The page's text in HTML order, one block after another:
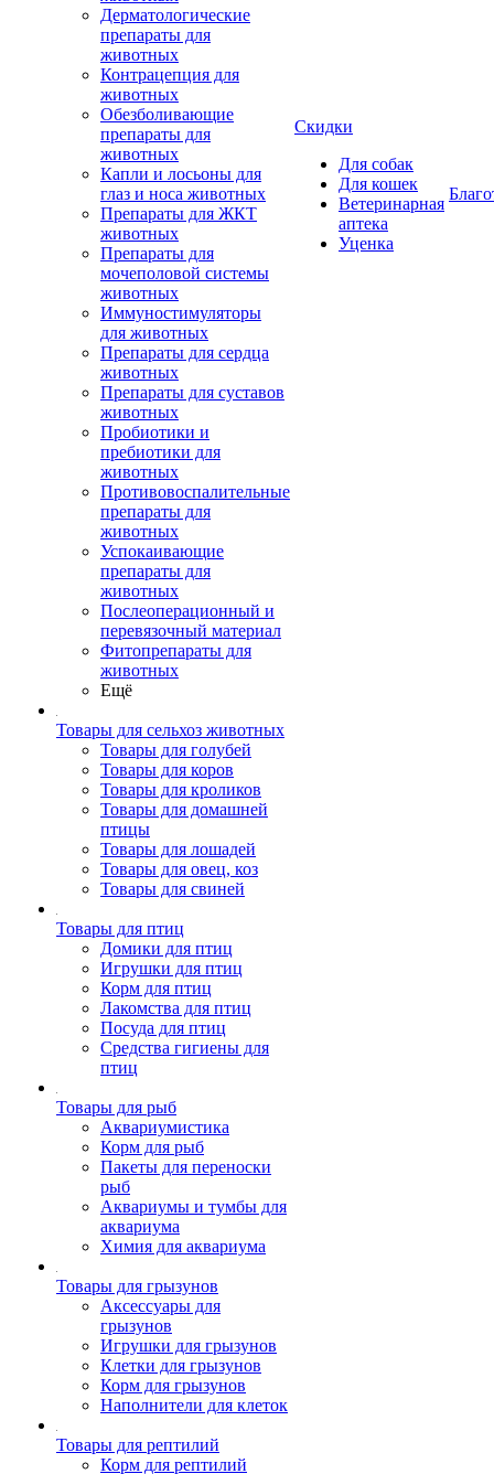
Дерматологические
препараты для
животных
Контрацепция для
животных
Обезболивающие
препараты для
животных
Капли и лосьоны для
глаз и носа животных
Препараты для ЖКТ
животных
Препараты для
мочеполовой системы
животных
Иммуностимуляторы
для животных
Препараты для сердца
животных
Препараты для суставов
животных
Пробиотики и
пребиотики для
животных
Противовоспалительные
препараты для
животных
Успокаивающие
препараты для
животных
Послеоперационный и
перевязочный материал
Фитопрепараты для
животных
Ещё
Товары для сельхоз животных
Товары для голубей
Товары для коров
Товары для кроликов
Товары для домашней
птицы
Товары для лошадей
Товары для овец, коз
Товары для свиней
Товары для птиц
Домики для птиц
Игрушки для птиц
Корм для птиц
Лакомства для птиц
Посуда для птиц
Средства гигиены для
птиц
Товары для рыб
Аквариумистика
Корм для рыб
Пакеты для переноски
рыб
Аквариумы и тумбы для
аквариума
Химия для аквариума
Товары для грызунов
Аксессуары для
грызунов
Игрушки для грызунов
Клетки для грызунов
Корм для грызунов
Наполнители для клеток
Товары для рептилий
Корм для рептилий
Скидки
Для собак
Для кошек
Ветеринарная
аптека
Уценка